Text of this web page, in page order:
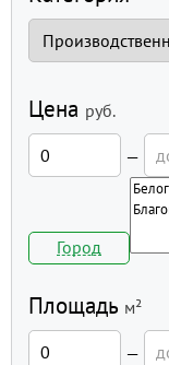
Цена руб.
—
Город
Площадь м²
—